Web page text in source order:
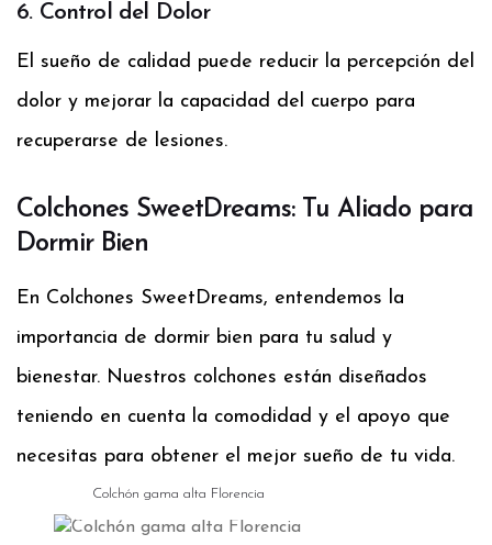
6. Control del Dolor
El sueño de calidad puede reducir la percepción del
dolor y mejorar la capacidad del cuerpo para
recuperarse de lesiones.
Colchones SweetDreams: Tu Aliado para
Dormir Bien
En Colchones SweetDreams, entendemos la
importancia de dormir bien para tu salud y
bienestar. Nuestros colchones están diseñados
teniendo en cuenta la comodidad y el apoyo que
necesitas para obtener el mejor sueño de tu vida.
Colchón gama alta Florencia